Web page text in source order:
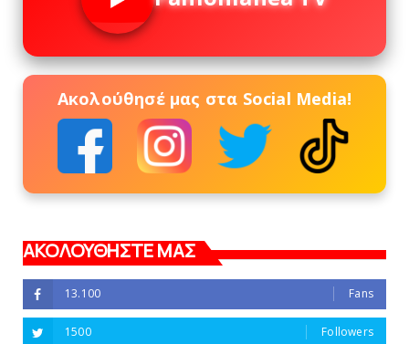
Ακολούθησέ μας στα Social Media!
ΑΚΟΛΟΥΘΗΣΤΕ ΜΑΣ
13.100 Fans
1500 Followers